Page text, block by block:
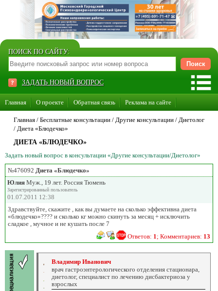
ПОИСК ПО САЙТУ:
ЗАДАТЬ НОВЫЙ ВОПРОС
Главная О проекте Обратная связь Реклама на сайте
Стать консультантом нашего сайта
Главная / Бесплатные консультации / Другие консультации / Диетолог
/ Диета «Блюдечко»
ДИЕТА «БЛЮДЕЧКО»
Задать новый вопрос в консультации «Другие консультации/Диетолог»
№476092 Диета «Блюдечко»
Юлия Муж., 19 лет. Россия Тюмень
Зарегистрированный пользователь
01.07.2011 12:38
Здравствуйте, скажите , как вы думаете на сколько эффективна диета
«блюдечко»???? и сколько кг можно скинуть за месяц + исключить
сладкое , мучное и не кушать после 7
Ответов: 1 ; Комментариев: 13
Владимир Иванович
врач гастроэнтерологического отделения стационара,
диетолог, специалист по лечению дисбактериоза у
взрослых